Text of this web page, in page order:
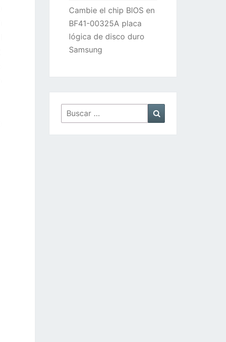
Cambie el chip BIOS en
BF41-00325A placa
lógica de disco duro
Samsung
Buscar
por: